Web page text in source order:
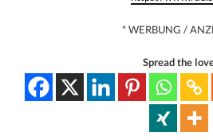
* WERBUNG /
Spread the